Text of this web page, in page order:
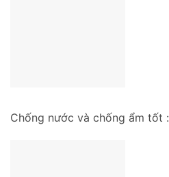
Chống nước và chống ẩm tốt :